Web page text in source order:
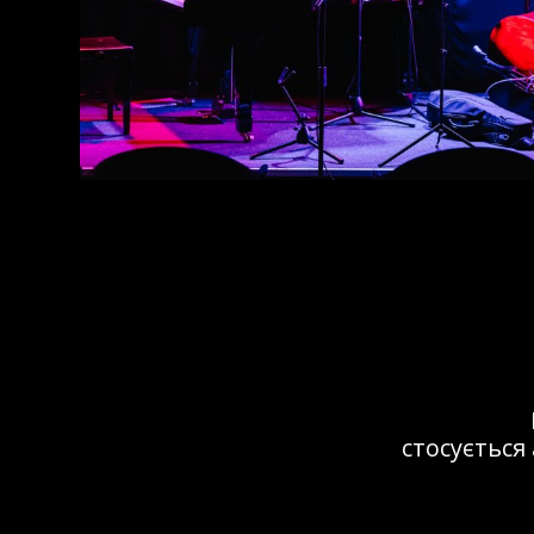
Це
не менш
виступала